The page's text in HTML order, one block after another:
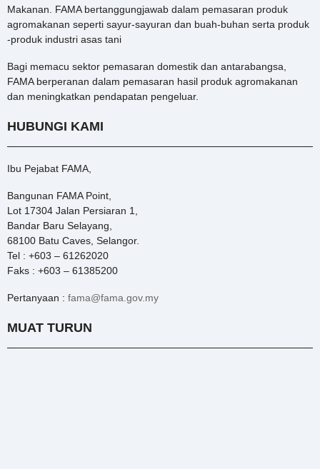
Makanan. FAMA bertanggungjawab dalam pemasaran produk
agromakanan seperti sayur-sayuran dan buah-buhan serta produk
-produk industri asas tani
Bagi memacu sektor pemasaran domestik dan antarabangsa,
FAMA berperanan dalam pemasaran hasil produk agromakanan
dan meningkatkan pendapatan pengeluar.
HUBUNGI KAMI
Ibu Pejabat FAMA,
Bangunan FAMA Point,
Lot 17304 Jalan Persiaran 1,
Bandar Baru Selayang,
68100 Batu Caves, Selangor.
Tel : +603 – 61262020
Faks : +603 – 61385200
Pertanyaan : fama@fama.gov.my
MUAT TURUN